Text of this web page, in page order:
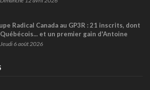
Radical Canada au GP3R : 21 inscrits, dont
et un premier gain d'Antoine
dans la série ?
Jeudi 6 août 2026